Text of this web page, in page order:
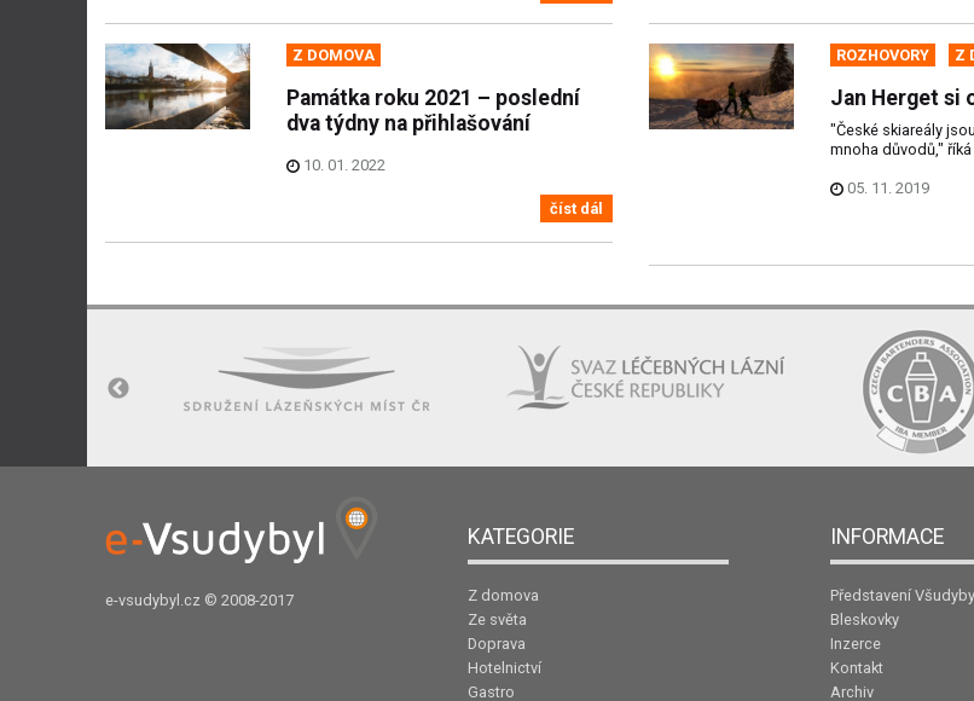
Z DOMOVA
Památka roku 2021 – poslední
dva týdny na přihlašování
10. 01. 2022
číst dál
ROZHOVORY Z
Jan Herget si
"České skiareály
mnoha důvodů,"
05. 11. 2019
e-vsudybyl.cz © 2008-2017
KATEGORIE
Z domova
Ze světa
Doprava
Hotelnictví
Gastro
INFORMACE
Představení
Bleskovky
Inzerce
Kontakt
Archiv